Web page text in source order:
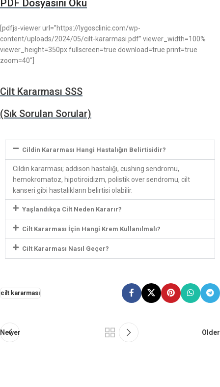
PDF Dosyasını Oku
[pdfjs-viewer url=”https://lygosclinic.com/wp-
content/uploads/2024/05/cilt-kararmasi.pdf” viewer_width=100%
viewer_height=350px fullscreen=true download=true print=true
zoom=40″]
Cilt Kararması SSS
(Sık Sorulan Sorular)
Cildin Kararması Hangi Hastalığın Belirtisidir?
Cildin kararması; addison hastalığı, cushing sendromu,
hemokromatoz, hipotiroidizm, polistik over sendromu, cilt
kanseri gibi hastalıkların belirtisi olabilir.
Yaşlandıkça Cilt Neden Kararır?
Cilt Kararması İçin Hangi Krem Kullanılmalı?
Cilt Kararması Nasıl Geçer?
cilt kararması
Newer Older